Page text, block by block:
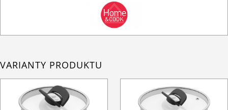
VARIANTY PRODUKTU